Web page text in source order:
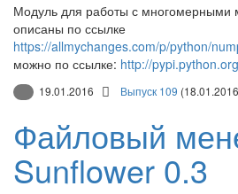
Модуль для работы с многомерными
описаны по ссылке
https://allmychanges.com/p/python/
можно по ссылке: http://
19.01.2016 Выпуск 109
Файловый
Sunflower 0.3